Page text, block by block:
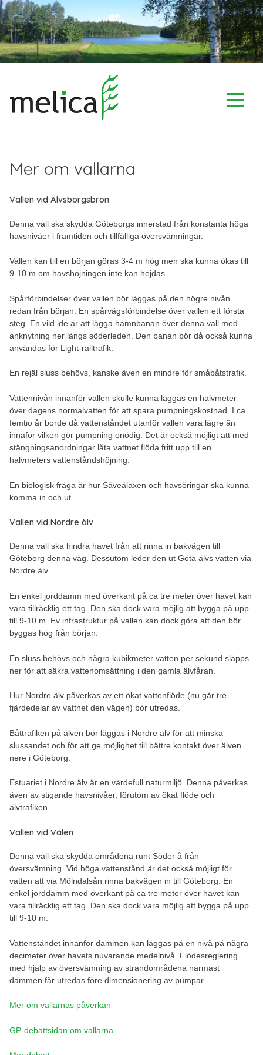
Mer om vallarna
Vallen vid Älvsborgsbron
Denna vall ska skydda Göteborgs innerstad från konstanta höga
havsnivåer i framtiden och tillfälliga översvämningar.
Vallen kan till en början göras 3-4 m hög men ska kunna ökas till
9-10 m om havshöjningen inte kan hejdas.
Spårförbindelser över vallen bör läggas på den högre nivån
redan från början. En spårvägsförbindelse över vallen ett första
steg. En vild ide är att lägga hamnbanan över denna vall med
anknytning ner längs söderleden. Den banan bör då också kunna
användas för Light-railtrafik.
En rejäl sluss behövs, kanske även en mindre för småbåtstrafik.
Vattennivån innanför vallen skulle kunna läggas en halvmeter
över dagens normalvatten för att spara pumpningskostnad. I ca
femtio år borde då vattenståndet utanför vallen vara lägre än
innaför vilken gör pumpning onödig. Det är också möjligt att med
stängningsanordningar låta vattnet flöda fritt upp till en
halvmeters vattenståndshöjning.
En biologisk fråga är hur Säveålaxen och havsöringar ska kunna
komma in och ut.
Vallen vid Nordre älv
Denna vall ska hindra havet från att rinna in bakvägen till
Göteborg denna väg. Dessutom leder den ut Göta älvs vatten via
Nordre älv.
En enkel jorddamm med överkant på ca tre meter över havet kan
vara tillräcklig ett tag. Den ska dock vara möjlig att bygga på upp
till 9-10 m. Ev infrastruktur på vallen kan dock göra att den bör
byggas hög från början.
En sluss behövs och några kubikmeter vatten per sekund släpps
ner för att säkra vattenomsättning i den gamla älvfåran.
Hur Nordre älv påverkas av ett ökat vattenflöde (nu går tre
fjärdedelar av vattnet den vägen) bör utredas.
Båttrafiken på älven bör läggas i Nordre älv för att minska
slussandet och för att ge möjlighet till bättre kontakt över älven
nere i Göteborg.
Estuariet i Nordre älv är en värdefull naturmiljö. Denna påverkas
även av stigande havsnivåer, förutom av ökat flöde och
älvtrafiken.
Vallen vid Välen
Denna vall ska skydda områdena runt Söder å från
översvämning. Vid höga vattenstånd är det också möjligt för
vatten att via Mölndalsån rinna bakvägen in till Göteborg. En
enkel jorddamm med överkant på ca tre meter över havet kan
vara tillräcklig ett tag. Den ska dock vara möjlig att bygga på upp
till 9-10 m.
Vattenståndet innanför dammen kan läggas på en nivå på några
decimeter över havets nuvarande medelnivå. Flödesreglering
med hjälp av översvämning av strandområdena närmast
dammen får utredas före dimensionering av pumpar.
Mer om vallarnas påverkan
GP-debattsidan om vallarna